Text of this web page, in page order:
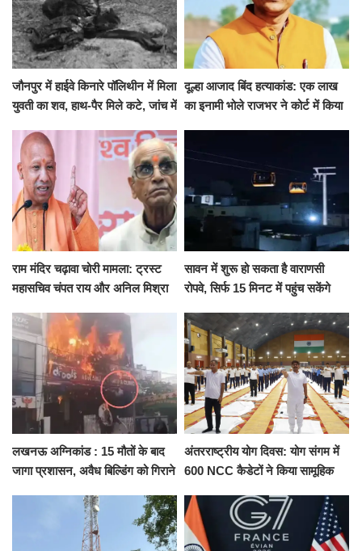
जौनपुर में हाईवे किनारे पॉलिथीन में मिला
युवती का शव, हाथ-पैर मिले कटे, जांच में
दूल्हा आजाद बिंद हत्याकांड: एक लाख
का इनामी भोले राजभर ने कोर्ट में किया
राम मंदिर चढ़ावा चोरी मामला: ट्रस्ट
महासचिव चंपत राय और अनिल मिश्रा
को नहीं...
सावन में शुरू हो सकता है वाराणसी
रोपवे, सिर्फ 15 मिनट में पहुंच सकेंगे
किराया
लखनऊ अग्निकांड : 15 मौतों के बाद
जागा प्रशासन, अवैध बिल्डिंग को गिराने
अंतरराष्ट्रीय योग दिवस: योग संगम में
600 NCC कैडेटों ने किया सामूहिक
संकल्प